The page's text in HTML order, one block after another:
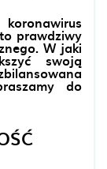
prawdziwy
W jaki
swoją
do